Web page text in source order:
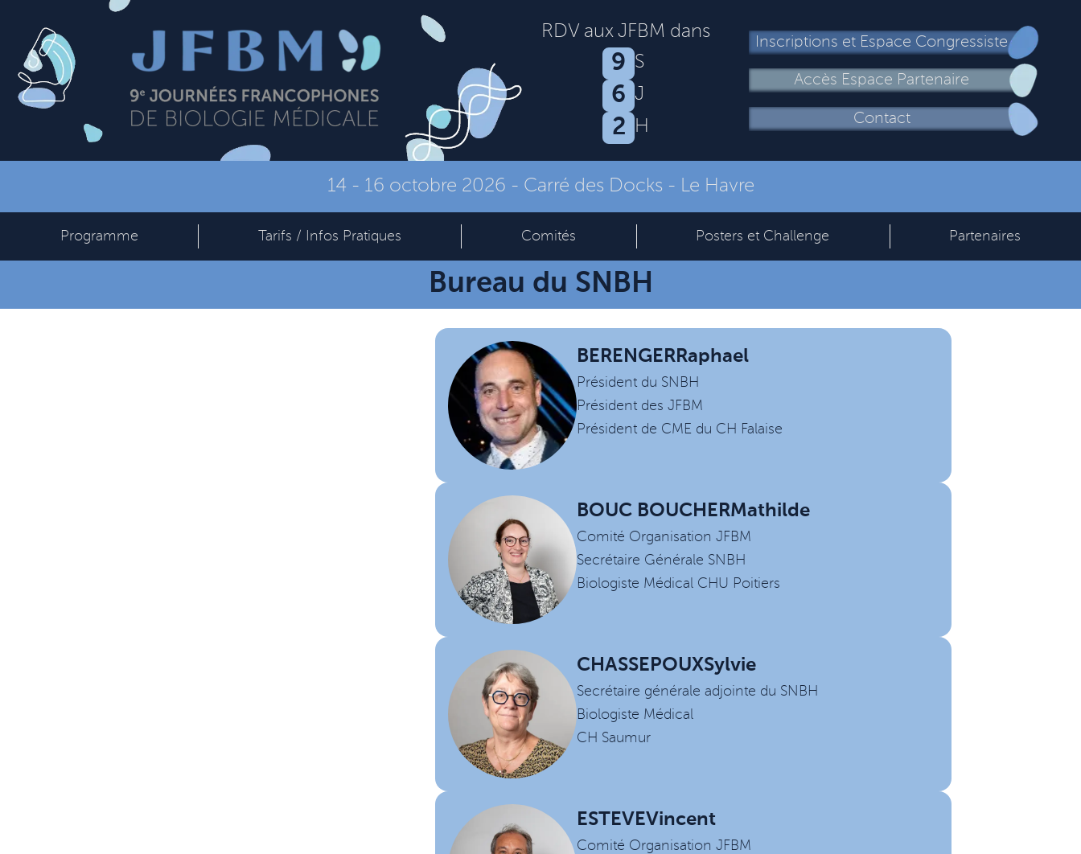
RDV aux JFBM dans
9 S
6 J
2 H
Inscriptions et Espace Congressiste
Accès Espace Partenaire
Contact
14 - 16 octobre 2026 - Carré des Docks - Le Havre
Programme Tarifs / Infos Pratiques Comités Posters et Challenge Partenaires
Bureau du SNBH
BERENGER Raphael
Président du SNBH
Président des JFBM
Président de CME du CH Falaise
BOUC BOUCHERMathilde
Comité Organisation JFBM
Secrétaire Générale SNBH
Biologiste Médical CHU Poitiers
CHASSEPOUXSylvie
Secrétaire générale adjointe du SNBH
Biologiste Médical
CH Saumur
ESTEVEVincent
Comité Organisation JFBM